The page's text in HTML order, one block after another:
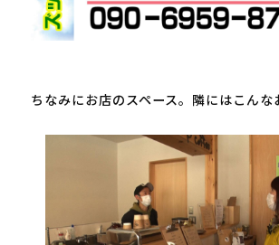
ちなみにお店のスペース。隣にはこんな